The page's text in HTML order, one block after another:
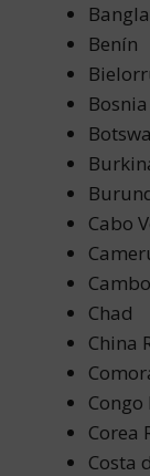
Benín
Cabo
Chad
China
Corea
Costa